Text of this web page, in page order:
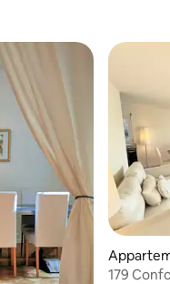
179